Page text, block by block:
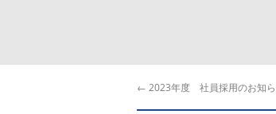
← 2023年度 社員採用のお知